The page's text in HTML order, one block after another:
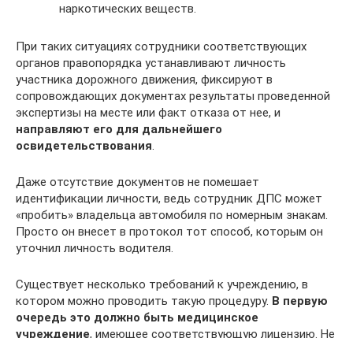
наркотических веществ.
При таких ситуациях сотрудники соответствующих
органов правопорядка устанавливают личность
участника дорожного движения, фиксируют в
сопровождающих документах результаты проведенной
экспертизы на месте или факт отказа от нее, и
направляют его для дальнейшего
освидетельствования.
Даже отсутствие документов не помешает
идентификации личности, ведь сотрудник ДПС может
«пробить» владельца автомобиля по номерным знакам.
Просто он внесет в протокол тот способ, которым он
уточнил личность водителя.
Существует несколько требований к учреждению, в
котором можно проводить такую процедуру. В первую
очередь это должно быть медицинское
учреждение, имеющее соответствующую лицензию. Не